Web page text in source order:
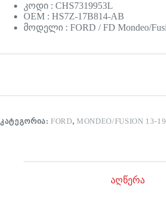
კოდი : CHS7319953L
OEM : HS7Z-17B814-AB
მოდელი : FORD / FD Mondeo/
ᲙᲐᲢᲔᲒᲝᲠᲘᲐ:FORD,MONDEO/FUSION 13-19
აღწერა